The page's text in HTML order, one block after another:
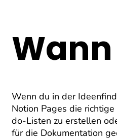
Wenn du in der
Notion Pages die
do-Listen zu erstellen
für die Dokumentation